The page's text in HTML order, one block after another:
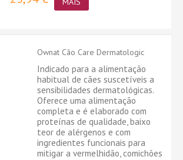
Ownat Cão Care Dermatologic
Indicado para a alimentação
habitual de cães suscetíveis a
sensibilidades dermatológicas.
Oferece uma alimentação
completa e é elaborado com
proteínas de qualidade, baixo
teor de alérgenos e com
ingredientes funcionais para
mitigar a vermelhidão, comichões